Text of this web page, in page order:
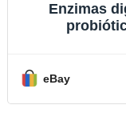
Enzimas
eBay